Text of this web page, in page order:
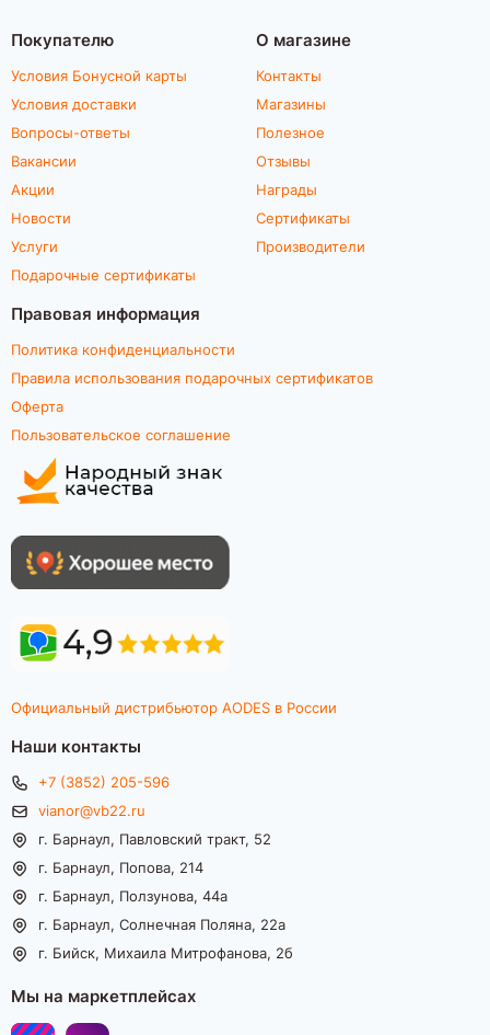
Покупателю
Условия Бонусной карты
Условия доставки
Вопросы-ответы
Вакансии
Акции
Новости
Услуги
Подарочные сертификаты
О магазине
Контакты
Магазины
Полезное
Отзывы
Награды
Сертификаты
Производители
Правовая информация
Политика конфиденциальности
Правила использования подарочных сертификатов
Оферта
Пользовательское соглашение
Официальный дистрибьютор AODES в России
Наши контакты
+7 (3852) 205-596
vianor@vb22.ru
г. Барнаул, Павловский тракт, 52
г. Барнаул, Попова, 214
г. Барнаул, Ползунова, 44а
г. Барнаул, Солнечная Поляна, 22а
г. Бийск, Михаила Митрофанова, 2б
Мы на маркетплейсах